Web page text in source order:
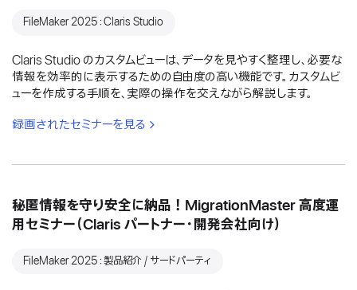
FileMaker 2025：Claris Studio
Claris Studio のカスタムビューは、データを見やすく整理し、必要な
情報を効率的に表示するための自由度の高い機能です。カスタムビ
ューを作成する手順を、実際の操作を交えながら解説します。
録画されたセミナーを見る
秘匿情報を守り安全に納品！MigrationMaster 高度運
用セミナー（Claris パートナー・開発会社向け）
FileMaker 2025：製品紹介 / サードパーティ